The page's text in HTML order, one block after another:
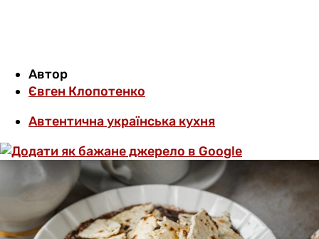
Автор
Євген Клопотенко
Автентична українська кухня